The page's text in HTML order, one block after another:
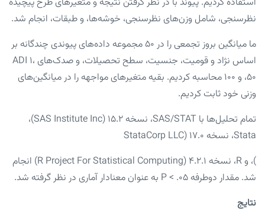
نظرسنجی، شامل وزن‌های نظرسنجی، خوشه‌ها، و طبقات، انجام شد.
ما میانگین بروز تجمعی را در ۵۰ مجموعه داده‌های پیوندی چندگانه بر
اساس نژاد و قومیت، جنسیت، سطح تحصیلات، و صدک‌های ADI ۱،
۵۰، و ۱۰۰ محاسبه کردیم. بقیه متغیرهای مواجهه را در میانگین‌های
وزنی خود ثابت کردیم.
تمام تحلیل‌ها با SAS/STAT، نسخه ۱۵.۲ (SAS Institute Inc)،
Stata، نسخه ۱۷.۰ (StataCorp LLC
)، و R، نسخه ۴.۲.۱ (R Project For Statistical Computing) انجام
شد. مقدار دوطرفه P < .۰۵ به عنوان معنادار آماری در نظر گرفته شد.
نتایج